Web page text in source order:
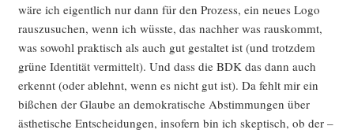
wäre ich eigent­lich nur dann für den Pro­zess, ein neu­es Logo
raus­zu­su­chen, wenn ich wüss­te, das nach­her was raus­kommt,
was sowohl prak­tisch als auch gut gestal­tet ist (und trotz­dem
grü­ne Iden­ti­tät ver­mit­telt). Und dass die BDK das dann auch
erkennt (oder ablehnt, wenn es nicht gut ist). Da fehlt mir ein
biß­chen der Glau­be an demo­kra­ti­sche Abstim­mun­gen über
ästhe­ti­sche Ent­schei­dun­gen, inso­fern bin ich skep­tisch, ob der –